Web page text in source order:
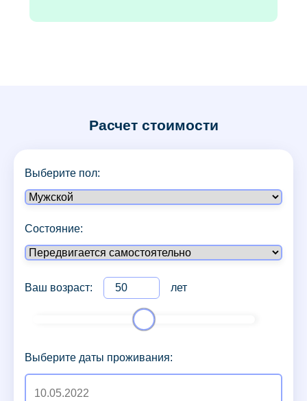
Расчет стоимости
Выберите пол:
Состояние:
Ваш возраст: лет
Выберите даты проживания: